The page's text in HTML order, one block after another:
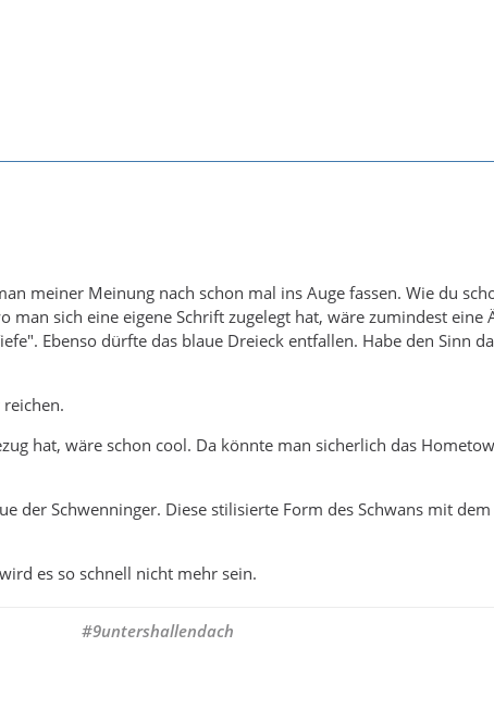
meiner Meinung nach schon mal ins Auge fassen. Wie du
sich eine eigene Schrift zugelegt hat, wäre zumindest eine
Ebenso dürfte das blaue Dreieck entfallen. Habe den Sinn
hat, wäre schon cool. Da könnte man sicherlich das
der Schwenninger. Diese stilisierte Form des Schwans mit
es so schnell nicht mehr sein.
#9untershallendach